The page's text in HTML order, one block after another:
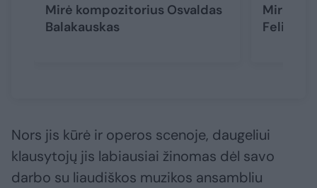
Mirė kompozitorius Osvaldas
Balakauskas
Mirė
Feliksas
Nors jis kūrė ir operos scenoje, daugeliui
klausytojų jis labiausiai žinomas dėl savo
darbo su liaudiškos muzikos ansambliu